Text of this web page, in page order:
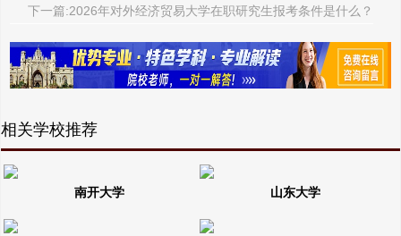
下一篇:2026年对外经济贸易大学在职研究生报考条件是什么？
相关学校推荐
南开大学 山东大学